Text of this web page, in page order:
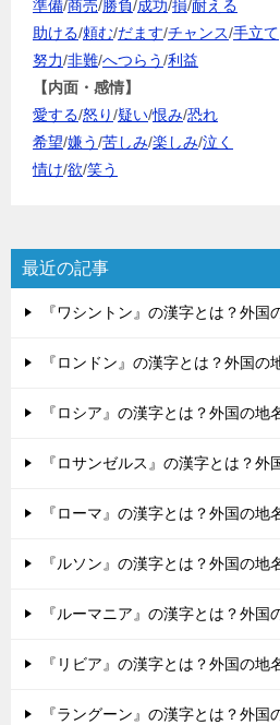
準備/商売/勝負/成功/損/耐える
助ける/頼む/だます/チャンス/手立て
努力/非難/へつらう/利益
【内面・感情】
愛する/怒り/疑い/恨み/恐れ
希望/嫌う/苦しみ/楽しみ/泣く
情け/欲/笑う
最近の記事
『ワシントン』の漢字とは？外国
『ロンドン』の漢字とは？外国の
『ロシア』の漢字とは？外国の地
『ロサンゼルス』の漢字とは？外
『ローマ』の漢字とは？外国の地
『ルソン』の漢字とは？外国の地
『ルーマニア』の漢字とは？外国
『リビア』の漢字とは？外国の地
『ラングーン』の漢字とは？外国